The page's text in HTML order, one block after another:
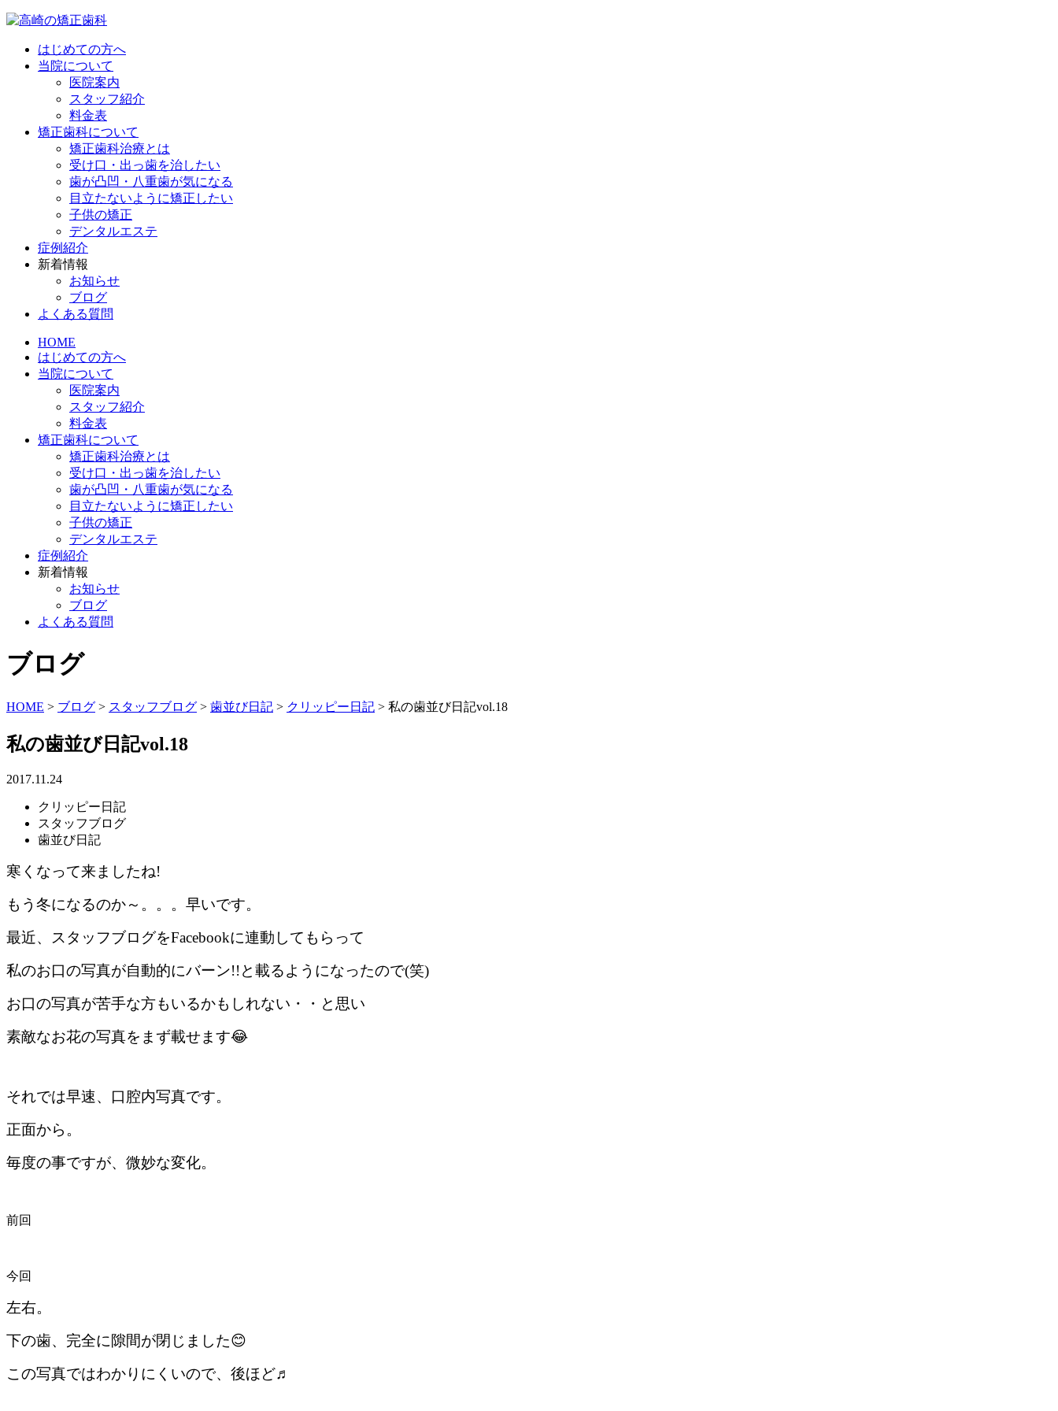
はじめての方へ
当院について
医院案内
スタッフ紹介
料金表
矯正歯科について
矯正歯科治療とは
受け口・出っ歯を治したい
歯が凸凹・八重歯が気になる
目立たないように矯正したい
子供の矯正
デンタルエステ
症例紹介
新着情報
お知らせ
ブログ
よくある質問
HOME
はじめての方へ
当院について
医院案内
スタッフ紹介
料金表
矯正歯科について
矯正歯科治療とは
受け口・出っ歯を治したい
歯が凸凹・八重歯が気になる
目立たないように矯正したい
子供の矯正
デンタルエステ
症例紹介
新着情報
お知らせ
ブログ
よくある質問
ブログ
HOME > ブログ > スタッフブログ > 歯並び日記 > クリッピー日記 > 私の歯並び日記vol.18
私の歯並び日記vol.18
2017.11.24
クリッピー日記
スタッフブログ
歯並び日記
寒くなって来ましたね!
もう冬になるのか～。。。早いです。
最近、スタッフブログをFacebookに連動してもらって
私のお口の写真が自動的にバーン!!と載るようになったので(笑)
お口の写真が苦手な方もいるかもしれない・・と思い
素敵なお花の写真をまず載せます😂
それでは早速、口腔内写真です。
正面から。
毎度の事ですが、微妙な変化。
前回
今回
左右。
下の歯、完全に隙間が閉じました😊
この写真ではわかりにくいので、後ほど♬